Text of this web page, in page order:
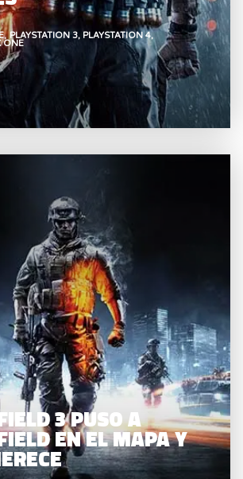
PLAYSTATION 3 PLAYSTATION 4
ONE
3 PUSO A
EN EL MAPA Y